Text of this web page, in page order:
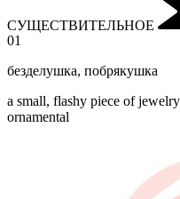
СУЩЕСТВИТЕЛЬНОЕ
01
безделушка, побрякушка
a small, flashy piece of
ornamental